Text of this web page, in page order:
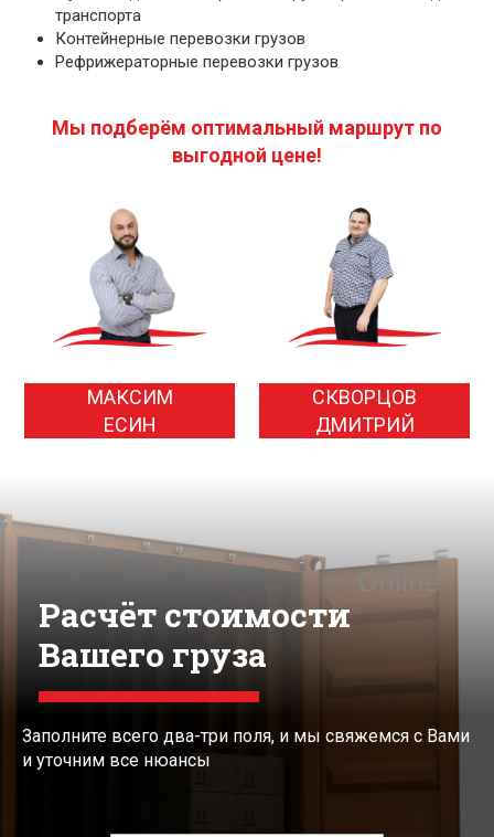
транспорта
Контейнерные перевозки грузов
Рефрижераторные перевозки грузов
Мы подберём оптимальный маршрут по
выгодной цене!
МАКСИМ
ЕСИН
СКВОРЦОВ
ДМИТРИЙ
Online
Расчёт стоимости
Вашего груза
Заполните всего два-три поля, и мы свяжемся с Вами
и уточним все нюансы